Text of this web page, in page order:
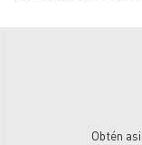
Obtén